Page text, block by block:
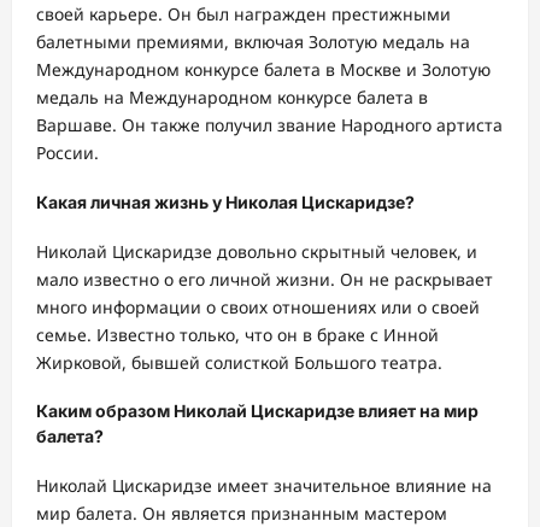
своей карьере. Он был награжден престижными
балетными премиями, включая Золотую медаль на
Международном конкурсе балета в Москве и Золотую
медаль на Международном конкурсе балета в
Варшаве. Он также получил звание Народного артиста
России.
Какая личная жизнь у Николая Цискаридзе?
Николай Цискаридзе довольно скрытный человек, и
мало известно о его личной жизни. Он не раскрывает
много информации о своих отношениях или о своей
семье. Известно только, что он в браке с Инной
Жирковой, бывшей солисткой Большого театра.
Каким образом Николай Цискаридзе влияет на мир
балета?
Николай Цискаридзе имеет значительное влияние на
мир балета. Он является признанным мастером